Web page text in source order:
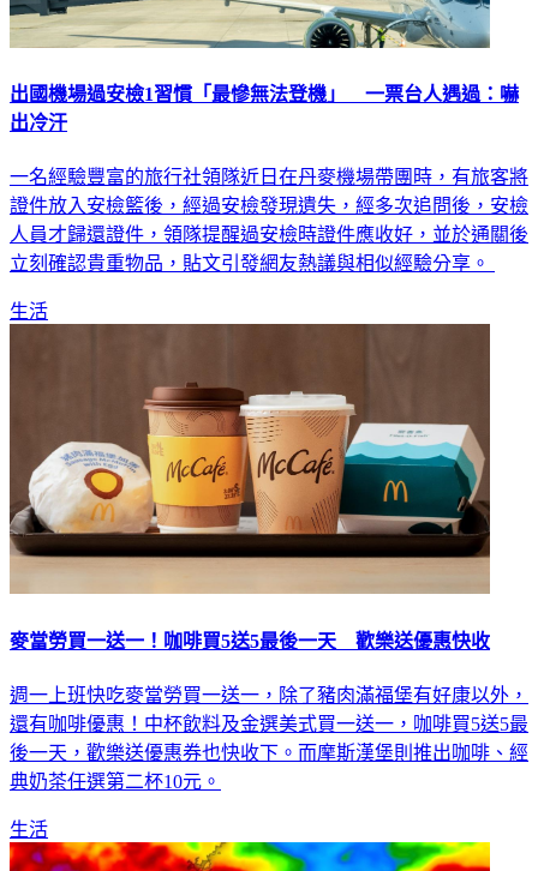
出國機場過安檢1習慣「最慘無法登機」 一票台人遇過：嚇
出冷汗
一名經驗豐富的旅行社領隊近日在丹麥機場帶團時，有旅客將
證件放入安檢籃後，經過安檢發現遺失，經多次追問後，安檢
人員才歸還證件，領隊提醒過安檢時證件應收好，並於通關後
立刻確認貴重物品，貼文引發網友熱議與相似經驗分享。
生活
麥當勞買一送一！咖啡買5送5最後一天 歡樂送優惠快收
週一上班快吃麥當勞買一送一，除了豬肉滿福堡有好康以外，
還有咖啡優惠！中杯飲料及金選美式買一送一，咖啡買5送5最
後一天，歡樂送優惠券也快收下。而摩斯漢堡則推出咖啡、經
典奶茶任選第二杯10元。
生活